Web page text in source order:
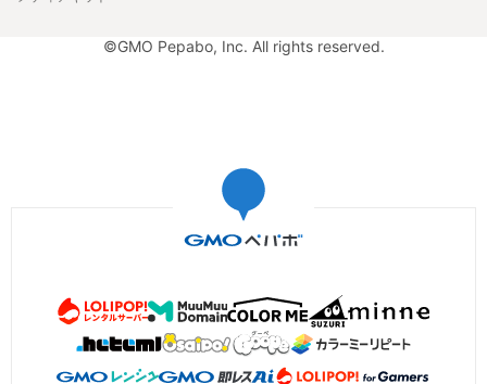
©GMO Pepabo, Inc. All rights reserved.